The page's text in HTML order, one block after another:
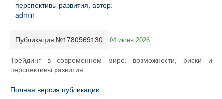
Публикация №1780569130 04 июня 2026
Трейдинг в современном мире: возможности, риски и
перспективы развития
Полная версия публикации